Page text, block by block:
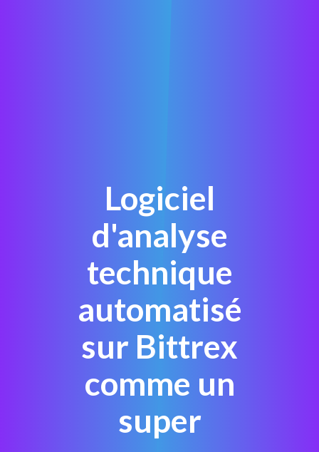
Logiciel
d'analyse
technique
automatisé
sur Bittrex
comme un
super